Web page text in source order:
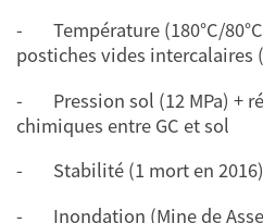
- Température (180°C/
postiches vides intercalaires
- Pression sol (12 MPa) +
chimiques entre GC et sol
- Stabilité (1 mort en 2016)
- Inondation (Mine de